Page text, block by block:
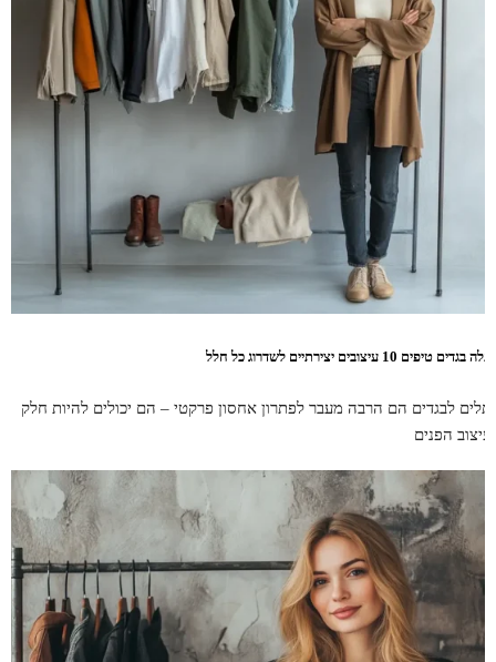
בגדים טיפים 10 עיצובים יצירתיים לשדרוג כל חלל
לבגדים הם הרבה מעבר לפתרון אחסון פרקטי – הם יכולים להיות חלק
הפנים